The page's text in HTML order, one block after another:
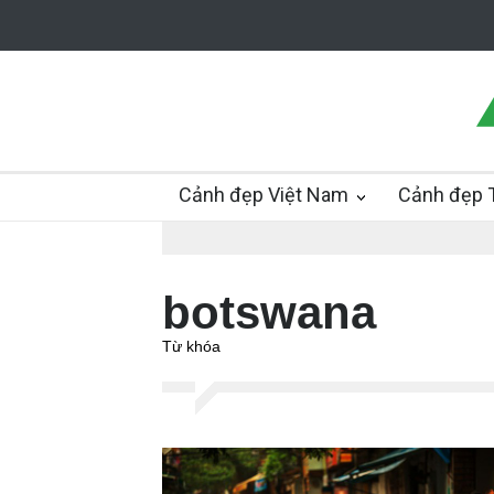
Cảnh đẹp Việt Nam Cảnh đẹp
botswana
Từ khóa